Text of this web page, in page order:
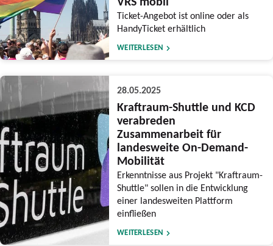
Ticket-Angebot ist online oder als
HandyTicket erhältlich
WEITERLESEN
28.05.2025
Kraftraum-Shuttle und KCD
verabreden
Zusammenarbeit für
landesweite On-Demand-
Mobilität
Erkenntnisse aus Projekt "Kraftraum-
Shuttle" sollen in die Entwicklung
einer landesweiten Plattform
einfließen
WEITERLESEN